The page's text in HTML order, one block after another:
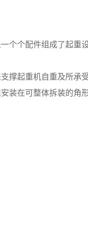
个配件组成了起重设
撑起重机自重及所承
装在可整体拆装的角